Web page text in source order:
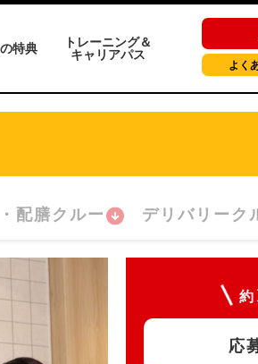
特典
トレーニング＆
キャリアパス
よく
配膳クルー デリバリーク
約
応